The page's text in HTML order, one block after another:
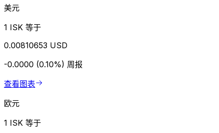
美元
1 ISK 等于
0.00810653 USD
-0.0000 (0.10%) 周报
查看图表
欧元
1 ISK 等于